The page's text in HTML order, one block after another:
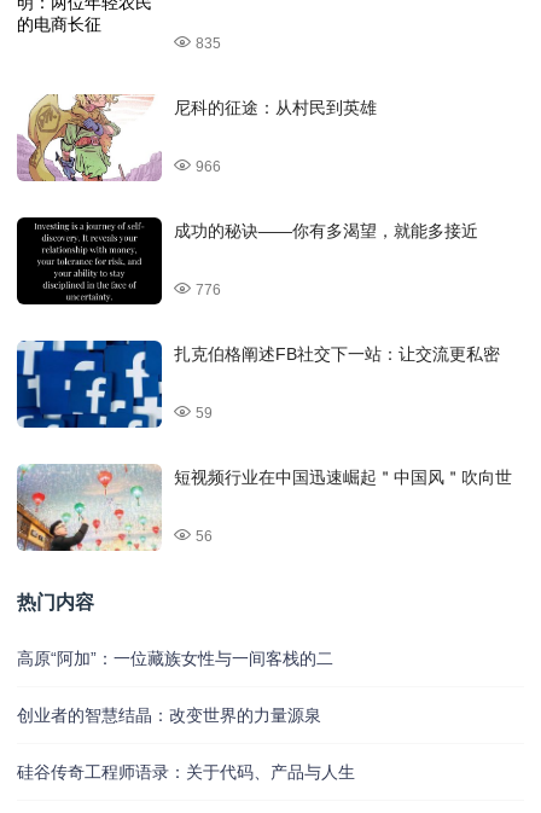
835
尼科的征途：从村民到英雄
966
成功的秘诀——你有多渴望，就能多接近
776
扎克伯格阐述FB社交下一站：让交流更私密
59
短视频行业在中国迅速崛起＂中国风＂吹向世
56
热门内容
高原“阿加”：一位藏族女性与一间客栈的二
创业者的智慧结晶：改变世界的力量源泉
硅谷传奇工程师语录：关于代码、产品与人生